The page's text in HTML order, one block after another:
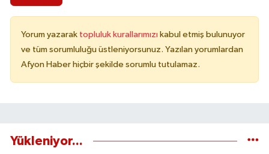
Yorum yazarak topluluk kurallarımızı kabul etmiş bulunuyor
ve tüm sorumluluğu üstleniyorsunuz. Yazılan yorumlardan
Afyon Haber hiçbir şekilde sorumlu tutulamaz.
Yükleniyor...